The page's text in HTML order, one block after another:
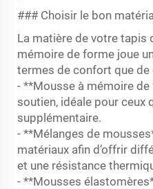
### Choisir le bon
La matière de votre tapis
mémoire de forme joue
termes de confort que de
- **Mousse à mémoire
soutien, idéale pour ceux
supplémentaire.
- **Mélanges de
matériaux afin d’offrir
et une résistance
- **Mousses